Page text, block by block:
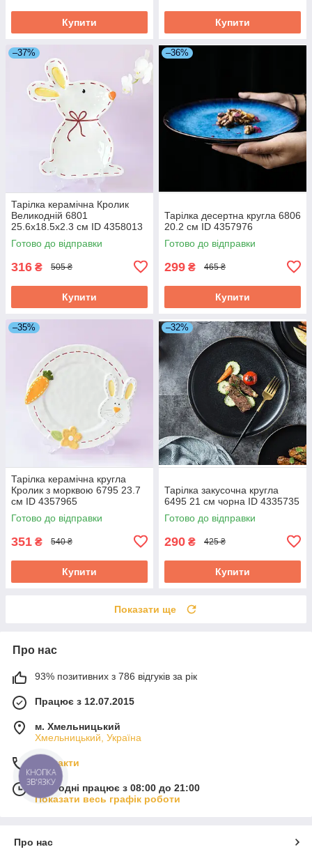
Купити Купити
–37%
Тарілка керамічна Кролик
Великодній 6801
25.6х18.5х2.3 см ID 4358013
Готово до відправки
316 ₴ 505 ₴
Купити
–36%
Тарілка десертна кругла 6806
20.2 см ID 4357976
Готово до відправки
299 ₴ 465 ₴
Купити
–35%
Тарілка керамічна кругла
Кролик з морквою 6795 23.7
см ID 4357965
Готово до відправки
351 ₴ 540 ₴
Купити
–32%
Тарілка закусочна кругла
6495 21 см чорна ID 4335735
Готово до відправки
290 ₴ 425 ₴
Купити
Показати ще
Про нас
93% позитивних з 786 відгуків за рік
Працює з 12.07.2015
м. Хмельницький
Хмельницький, Україна
Контакти
Сьогодні працює з 08:00 до 21:00
Показати весь графік роботи
Про нас
КНОПКА
ЗВ'ЯЗКУ